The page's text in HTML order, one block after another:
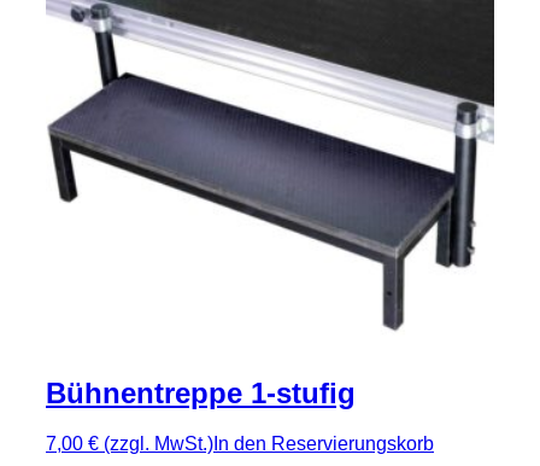
Bühnentreppe 1-stufig
7,00 € (zzgl. MwSt.) In den Reservierungskorb